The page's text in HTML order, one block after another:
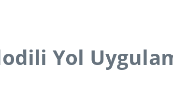
Yol